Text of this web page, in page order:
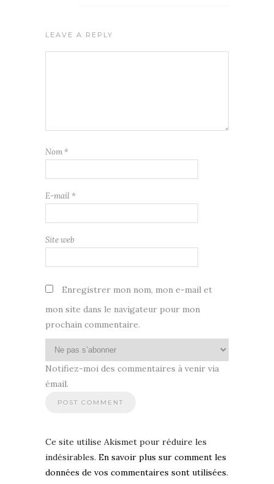
LEAVE A REPLY
Nom *
E-mail *
Site web
Enregistrer mon nom, mon e-mail et
mon site dans le navigateur pour mon
prochain commentaire.
Notifiez-moi des commentaires à venir via
émail.
Ce site utilise Akismet pour réduire les
indésirables. En savoir plus sur comment les
données de vos commentaires sont utilisées.